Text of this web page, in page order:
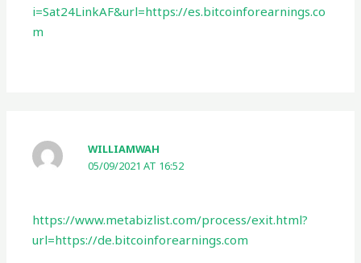
i=Sat24LinkAF&url=https://es.bitcoinforearnings.co
m
WILLIAMWAH
05/09/2021 AT 16:52
https://www.metabizlist.com/process/exit.html?
url=https://de.bitcoinforearnings.com